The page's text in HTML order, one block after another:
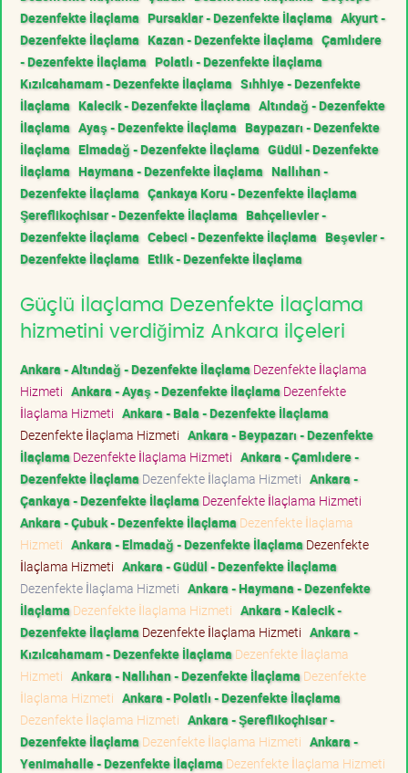
Dezenfekte İlaçlama Pursaklar - Dezenfekte İlaçlama Akyurt -
Dezenfekte İlaçlama Kazan - Dezenfekte İlaçlama Çamlıdere
- Dezenfekte İlaçlama Polatlı - Dezenfekte İlaçlama
Kızılcahamam - Dezenfekte İlaçlama Sıhhiye - Dezenfekte
İlaçlama Kalecik - Dezenfekte İlaçlama Altındağ - Dezenfekte
İlaçlama Ayaş - Dezenfekte İlaçlama Baypazarı - Dezenfekte
İlaçlama Elmadağ - Dezenfekte İlaçlama Güdül - Dezenfekte
İlaçlama Haymana - Dezenfekte İlaçlama Nallıhan -
Dezenfekte İlaçlama Çankaya Koru - Dezenfekte İlaçlama
Şereflikoçhisar - Dezenfekte İlaçlama Bahçelievler -
Dezenfekte İlaçlama Cebeci - Dezenfekte İlaçlama Beşevler -
Dezenfekte İlaçlama Etlik - Dezenfekte İlaçlama
Güçlü İlaçlama Dezenfekte İlaçlama
hizmetini verdiğimiz Ankara ilçeleri
Ankara - Altındağ - Dezenfekte İlaçlama Dezenfekte İlaçlama
Hizmeti Ankara - Ayaş - Dezenfekte İlaçlama Dezenfekte
İlaçlama Hizmeti Ankara - Bala - Dezenfekte İlaçlama
Dezenfekte İlaçlama Hizmeti Ankara - Beypazarı - Dezenfekte
İlaçlama Dezenfekte İlaçlama Hizmeti Ankara - Çamlıdere -
Dezenfekte İlaçlama Dezenfekte İlaçlama Hizmeti Ankara -
Çankaya - Dezenfekte İlaçlama Dezenfekte İlaçlama Hizmeti
Ankara - Çubuk - Dezenfekte İlaçlama Dezenfekte İlaçlama
Hizmeti Ankara - Elmadağ - Dezenfekte İlaçlama Dezenfekte
İlaçlama Hizmeti Ankara - Güdül - Dezenfekte İlaçlama
Dezenfekte İlaçlama Hizmeti Ankara - Haymana - Dezenfekte
İlaçlama Dezenfekte İlaçlama Hizmeti Ankara - Kalecik -
Dezenfekte İlaçlama Dezenfekte İlaçlama Hizmeti Ankara -
Kızılcahamam - Dezenfekte İlaçlama Dezenfekte İlaçlama
Hizmeti Ankara - Nallıhan - Dezenfekte İlaçlama Dezenfekte
İlaçlama Hizmeti Ankara - Polatlı - Dezenfekte İlaçlama
Dezenfekte İlaçlama Hizmeti Ankara - Şereflikoçhisar -
Dezenfekte İlaçlama Dezenfekte İlaçlama Hizmeti Ankara -
Yenimahalle - Dezenfekte İlaçlama Dezenfekte İlaçlama Hizmeti